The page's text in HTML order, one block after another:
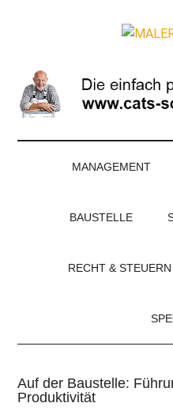
Magazin
für
Maler
und
MANAGEMENT
BAUSTELLE
RECHT & STEUERN
Auf der Baustelle:
Produktivität